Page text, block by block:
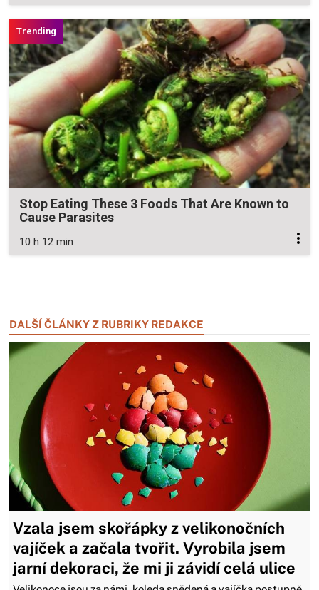
Stop Eating These 3 Foods That Are Known to
Cause Parasites
10 h 12 min
DALŠÍ ČLÁNKY Z RUBRIKY REDAKCE
Vzala jsem skořápky z velikonočních
vajíček a začala tvořit. Vyrobila jsem
jarní dekoraci, že mi ji závidí celá ulice